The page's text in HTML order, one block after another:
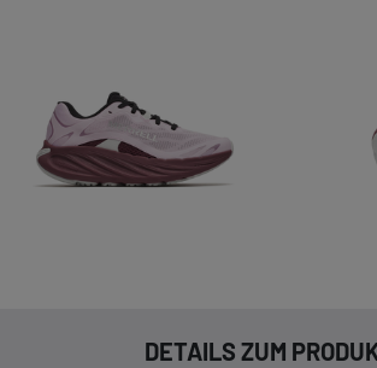
DETAILS ZUM